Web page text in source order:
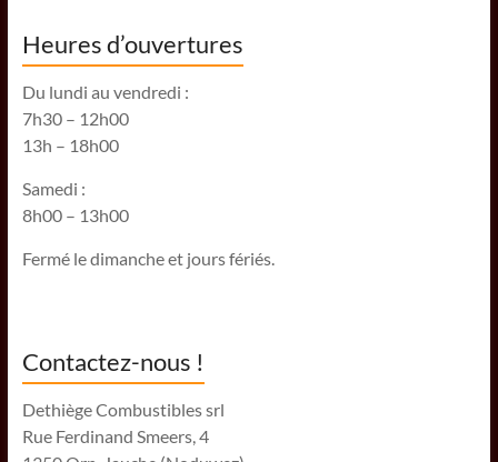
Heures d’ouvertures
Du lundi au vendredi :
7h30 – 12h00
13h – 18h00
Samedi :
8h00 – 13h00
Fermé le dimanche et jours fériés.
Contactez-nous !
Dethiège Combustibles srl
Rue Ferdinand Smeers, 4